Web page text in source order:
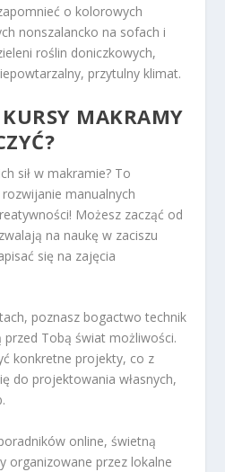
o kolorowych
nonszalancko na sofach i
roślin doniczkowych,
przytulny klimat.
MAKRAMY
sił w makramie? To
manualnych
Możesz zacząć od
na naukę w zaciszu
się na zajęcia
poznasz bogactwo technik
Tobą świat możliwości.
konkretne projekty, co z
do projektowania własnych,
online, świetną
organizowane przez lokalne